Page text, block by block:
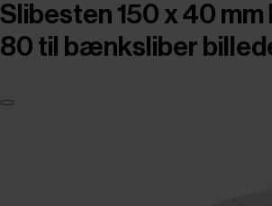
Slibesten 150 x 40 mm
80 til bænksliber